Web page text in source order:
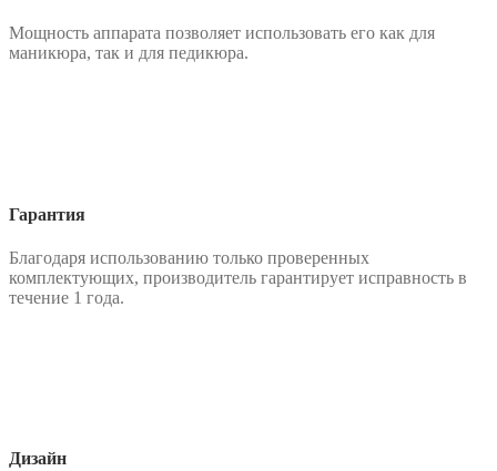
Мощность аппарата позволяет использовать его как для
маникюра, так и для педикюра.
Гарантия
Благодаря использованию только проверенных
комплектующих, производитель гарантирует исправность в
течение 1 года.
Дизайн